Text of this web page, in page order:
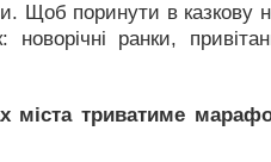
Щоб поринути в
ранки,
триватиме